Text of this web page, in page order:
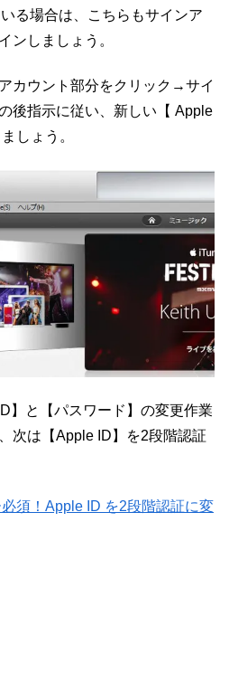
る場合は、こちらもサインア
ンしましょう。
カウント部分をクリック→サイ
後指示に従い、新しい【 Apple
しょう。
】と【パスワード】の変更作業
次は【Apple ID】を2段階認証
須！Apple ID を2段階認証に変